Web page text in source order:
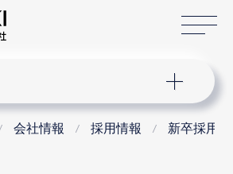
会社情報 採用情報 新卒採用